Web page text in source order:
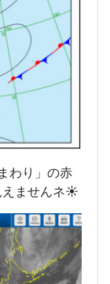
わり」の赤
ませんネ☀️